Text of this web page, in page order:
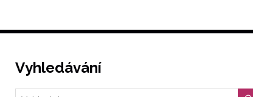
Vyhledávání